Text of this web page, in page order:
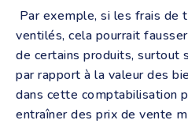
Par exemple, si les frais de
ventilés, cela pourrait
de certains produits, surtout
par rapport à la valeur des
dans cette comptabilisation
entraîner des prix de vente